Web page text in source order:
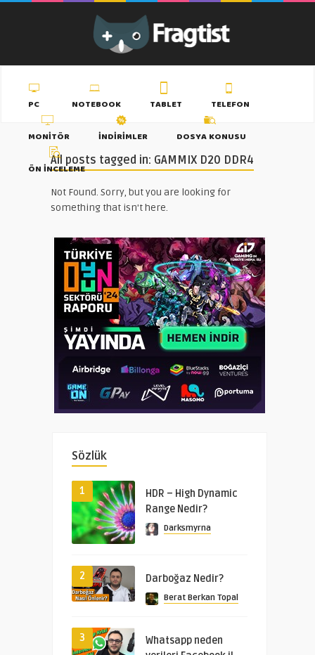
PC NOTEBOOK TABLET
TELEFON
MONITÖR
İNDIRIMLER
DOSYA KONUSU
ÖN İNCELEME
All posts tagged in: GAMMIX D20 DDR4
Not Found. Sorry, but you are looking for
something that isn't here.
Sözlük
1
HDR – High Dynamic
Range Nedir?
Darksmyrna
2 Darboğaz Nedir?
Berat Berkan Topal
3
Whatsapp neden